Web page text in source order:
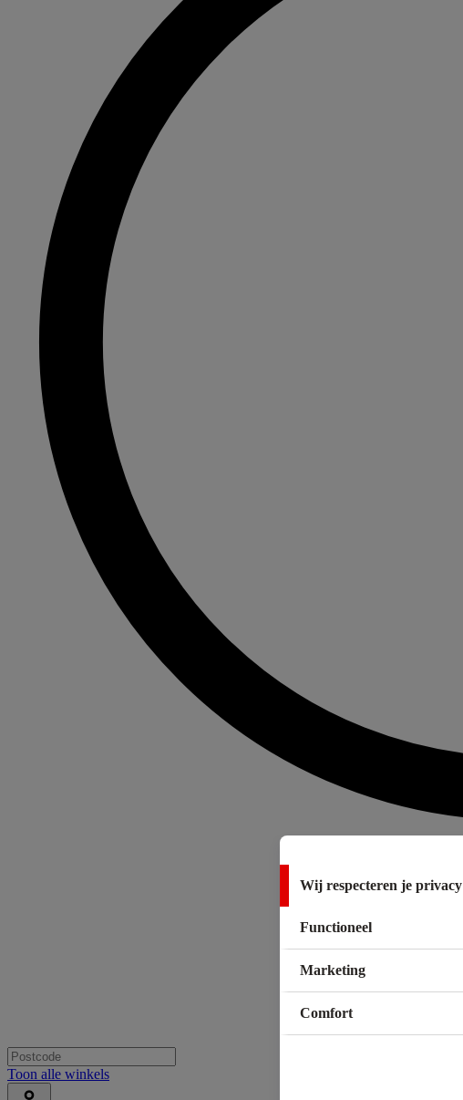
Toon alle winkels
Wij respecteren je privacy
Functioneel
Marketing
Comfort